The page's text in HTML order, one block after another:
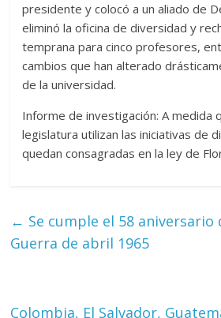
presidente y colocó a un aliado de
eliminó la oficina de diversidad y
temprana para cinco profesores,
cambios que han alterado
de la universidad.
Informe de investigación: A medida
legislatura utilizan las iniciativas de
quedan consagradas en la ley de
← Se cumple el 58 aniversario
Guerra de abril 1965
Colombia, El Salvador,